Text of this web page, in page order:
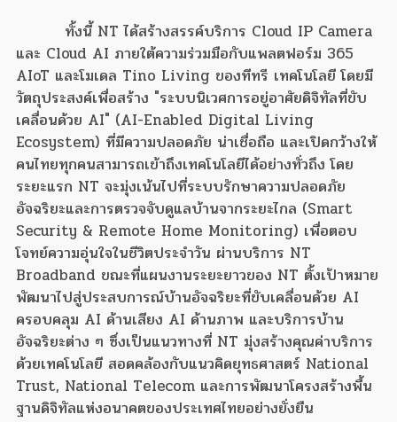
ทั้งนี้ NT ได้สร้างสรรค์บริการ Cloud IP Camera
และ Cloud AI ภายใต้ความร่วมมือกับแพลตฟอร์ม 365
AIoT และโมเดล Tino Living ของทีทรี เทคโนโลยี โดยมี
วัตถุประสงค์เพื่อสร้าง "ระบบนิเวศการอยู่อาศัยดิจิทัลที่ขับ
เคลื่อนด้วย AI" (AI-Enabled Digital Living
Ecosystem) ที่มีความปลอดภัย น่าเชื่อถือ และเปิดกว้างให้
คนไทยทุกคนสามารถเข้าถึงเทคโนโลยีได้อย่างทั่วถึง โดย
ระยะแรก NT จะมุ่งเน้นไปที่ระบบรักษาความปลอดภัย
อัจฉริยะและการตรวจจับดูแลบ้านจากระยะไกล (Smart
Security & Remote Home Monitoring) เพื่อตอบ
โจทย์ความอุ่นใจในชีวิตประจำวัน ผ่านบริการ NT
Broadband ขณะที่แผนงานระยะยาวของ NT ตั้งเป้าหมาย
พัฒนาไปสู่ประสบการณ์บ้านอัจฉริยะที่ขับเคลื่อนด้วย AI
ครอบคลุม AI ด้านเสียง AI ด้านภาพ และบริการบ้าน
อัจฉริยะต่าง ๆ ซึ่งเป็นแนวทางที่ NT มุ่งสร้างคุณค่าบริการ
ด้วยเทคโนโลยี สอดคล้องกับแนวคิดยุทธศาสตร์ National
Trust, National Telecom และการพัฒนาโครงสร้างพื้น
ฐานดิจิทัลแห่งอนาคตของประเทศไทยอย่างยั่งยืน